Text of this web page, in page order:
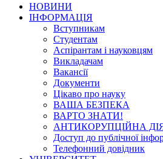
НОВИНИ
ІНФОРМАЦІЯ
Вступникам
Студентам
Аспірантам і науковцям
Викладачам
Вакансії
Документи
Цікаво про науку
ВАША БЕЗПЕКА
ВАРТО ЗНАТИ!
АНТИКОРУПЦІЙНА
Доступ до публічної
Телефонний довідник